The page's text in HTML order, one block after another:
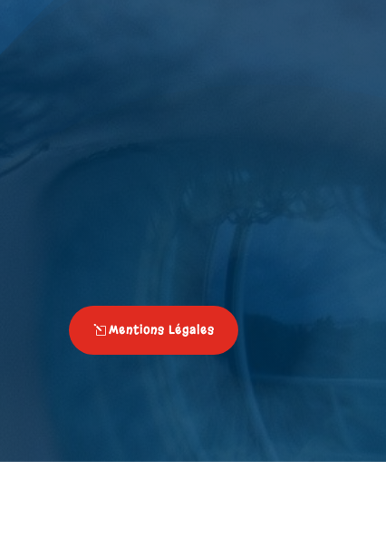
Mentions Légales